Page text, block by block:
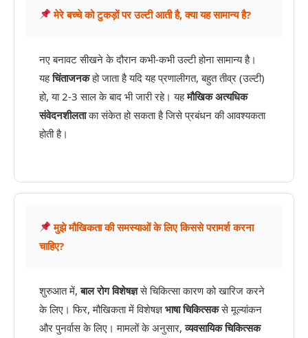
मेरे बच्चे को टुकड़ों पर उल्टी आती है, क्या यह सामान्य है?
नए बनावट सीखने के दौरान कभी-कभी उल्टी होना सामान्य है।
यहचिंताजनकहो जाता है यदि यह प्रणालीगत, बहुत तीव्र (उल्टी)
हो, या 2-3 साल के बाद भी जारी रहे। यहमौखिक अत्यधिक
संवेदनशीलताका संकेत हो सकता है जिसे प्रबंधन की आवश्यकता
होती है।
मुझे मौखिकता की समस्याओं के लिए किससे परामर्श करना
चाहिए?
शुरुआत में,बाल रोग विशेषज्ञसे चिकित्सा कारण को खारिज करने
के लिए। फिर, मौखिकता में विशेषज्ञभाषा चिकित्सकसे मूल्यांकन
और पुनर्वास के लिए। मामलों के अनुसार,व्यवसायिक चिकित्सक